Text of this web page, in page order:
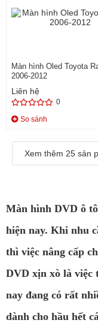
Màn hình Oled Toyota
2006-2012
Liên hệ
0
So sánh
Xem thêm 25 sản
Màn hình DVD ô
hiện nay. Khi nhu
thì việc nâng cấp
DVD xịn xò là
nay đang có rất
dành cho hầu hết